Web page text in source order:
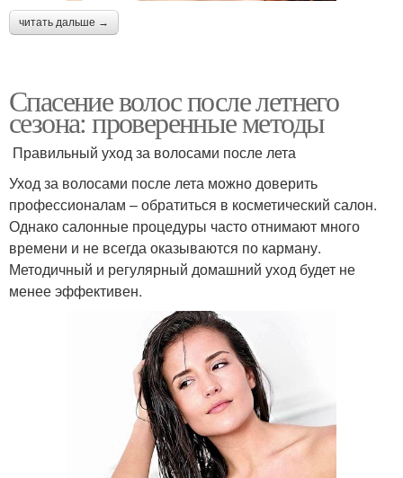
читать дальше →
Спасение волос после летнего
сезона: проверенные методы
Правильный уход за волосами после лета
Уход за волосами после лета можно доверить
профессионалам – обратиться в косметический салон.
Однако салонные процедуры часто отнимают много
времени и не всегда оказываются по карману.
Методичный и регулярный домашний уход будет не
менее эффективен.